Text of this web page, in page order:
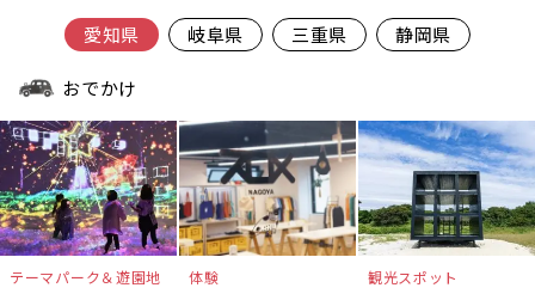
愛知県 岐阜県 三重県 静岡県
おでかけ
テーマパーク＆遊園地 体験 観光スポット